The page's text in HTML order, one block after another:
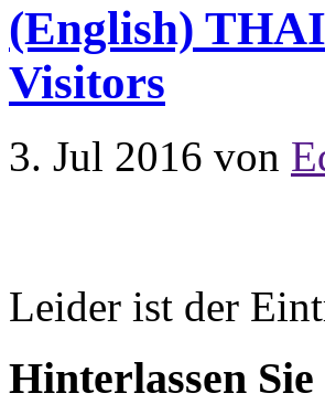
(English)
Visitors
3. Jul 2016 von
Leider ist der
Hinterlassen